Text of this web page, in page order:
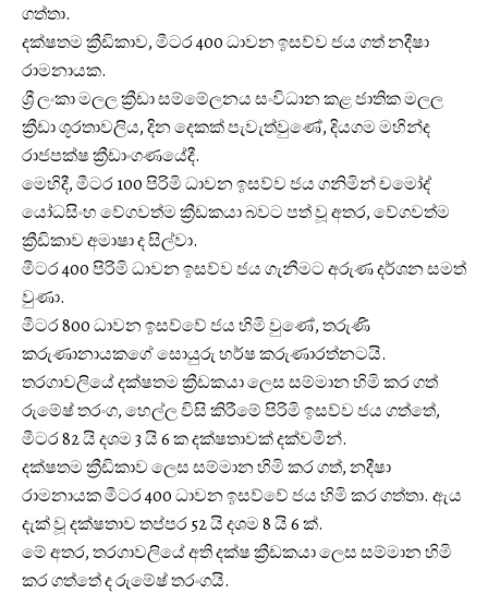
ගත්තා.
දක්ෂතම ක්‍රීඩිකාව, මීටර 400 ධාවන ඉසව්ව ජය ගත් නදීෂා
රාමනායක.
ශ්‍රී ලංකා මලල ක්‍රීඩා සම්මේලනය සංවිධාන කළ ජාතික මලල
ක්‍රීඩා ශූරතාවලිය, දින දෙකක් පැවැත්වුණේ, දියගම මහින්ද
රාජපක්ෂ ක්‍රීඩාංගණයේදී.
මෙහිදී, මීටර 100 පිරිමි ධාවන ඉසව්ව ජය ගනිමින් චමෝද්
යෝධසිංහ වේගවත්ම ක්‍රීඩකයා බවට පත් වූ අතර, වේගවත්ම
ක්‍රීඩිකාව අමාෂා ද සිල්වා.
මීටර 400 පිරිමි ධාවන ඉසව්ව ජය ගැනීමට අරුණ දර්ශන සමත්
වුණා.
මීටර 800 ධාවන ඉසව්වේ ජය හිමි වුණේ, තරුණි
කරුණානායකගේ සොයුරු හර්ෂ කරුණාරත්නටයි.
තරගාවලියේ දක්ෂතම ක්‍රීඩකයා ලෙස සම්මාන හිමි කර ගත්
රුමේෂ් තරංග, හෙල්ල විසි කිරීමේ පිරිමි ඉසව්ව ජය ගත්තේ,
මීටර 82 යි දශම 3 යි 6 ක දක්ෂතාවක් දක්වමින්.
දක්ෂතම ක්‍රීඩිකාව ලෙස සම්මාන හිමි කර ගත්, නදීෂා
රාමනායක මීටර 400 ධාවන ඉසව්වේ ජය හිමි කර ගත්තා. ඇය
දැක් වූ දක්ෂතාව තප්පර 52 යි දශම 8 යි 6 ක්.
මේ අතර, තරගාවලියේ අති දක්ෂ ක්‍රීඩකයා ලෙස සම්මාන හිමි
කර ගත්තේ ද රුමේෂ් තරංගයි.